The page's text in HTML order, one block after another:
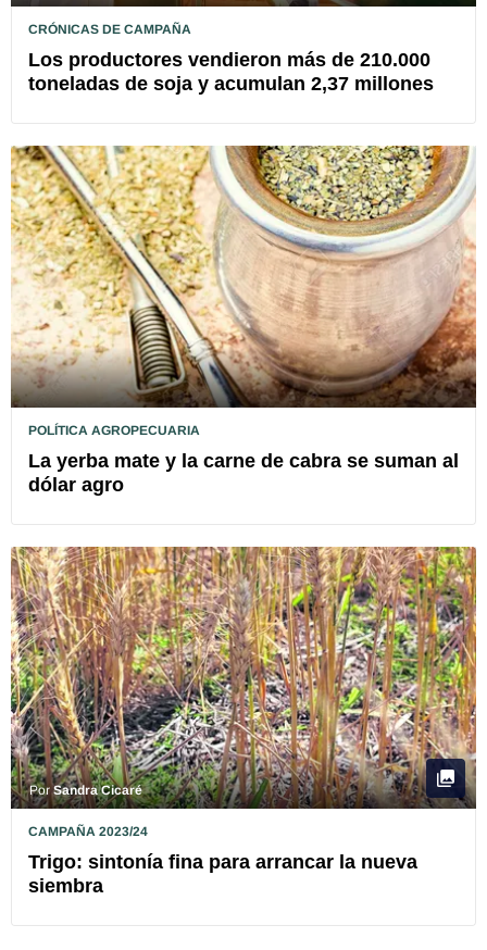
CRÓNICAS DE CAMPAÑA
Los productores vendieron más de 210.000
toneladas de soja y acumulan 2,37 millones
POLÍTICA AGROPECUARIA
La yerba mate y la carne de cabra se suman al
dólar agro
PorSandra Cicaré
CAMPAÑA 2023/24
Trigo: sintonía fina para arrancar la nueva
siembra